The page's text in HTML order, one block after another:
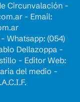
Circunvalación -
- Email:
Whatsapp: (054)
Dellazoppa -
- Editor Web:
del medio -